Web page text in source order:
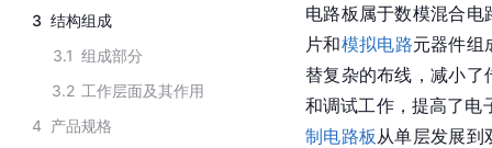
3 结构组成
3.1 组成部分
3.2 工作层面及其作用
4 产品规格
电路板属于数模混合
片和模拟电路元器件组
替复杂的布线，减小
和调试工作，提高了电
制电路板 从单层发展到